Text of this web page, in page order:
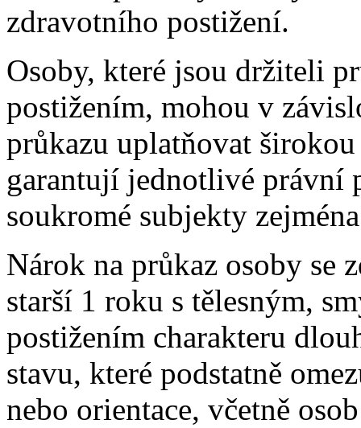
zdravotního postižení.
Osoby, které jsou držiteli
postižením, mohou v
průkazu uplatňovat
garantují jednotlivé právní
soukromé subjekty
Nárok na průkaz osoby se
starší 1 roku s tělesným,
postižením charakteru
stavu, které podstatně
nebo orientace, včetně